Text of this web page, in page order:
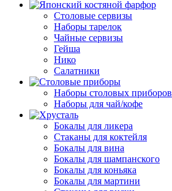
Столовые сервизы
Наборы тарелок
Чайные сервизы
Гейша
Нико
Салатники
Наборы столовых приборов
Наборы для чай/кофе
Бокалы для ликера
Стаканы для коктейля
Бокалы для вина
Бокалы для шампанского
Бокалы для коньяка
Бокалы для мартини